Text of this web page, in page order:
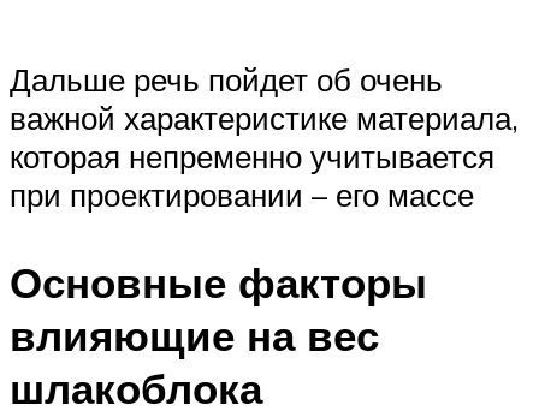
Дальше речь пойдет об очень
важной характеристике материала,
которая непременно учитывается
при проектировании – его массе
Основные факторы
влияющие на вес
шлакоблока